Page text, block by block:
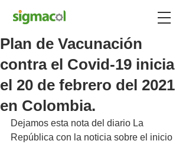
Plan de Vacunación
contra el Covid-19 inicia
el 20 de febrero del 2021
en Colombia.
Dejamos esta nota del diario La
República con la noticia sobre el inicio